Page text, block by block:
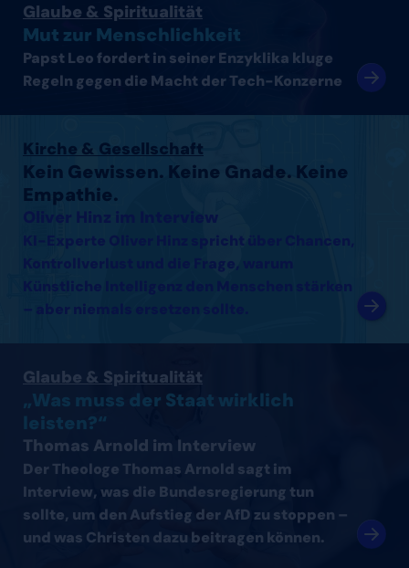
Glaube & Spiritualität
Mut zur Menschlichkeit
Papst Leo fordert in seiner Enzyklika kluge
Regeln gegen die Macht der Tech-Konzerne
Kirche & Gesellschaft
Kein Gewissen. Keine Gnade. Keine
Empathie.
Oliver Hinz im Interview
KI-Experte Oliver Hinz spricht über Chancen,
Kontrollverlust und die Frage, warum
Künstliche Intelligenz den Menschen stärken
– aber niemals ersetzen sollte.
Glaube & Spiritualität
„Was muss der Staat wirklich
leisten?“
Thomas Arnold im Interview
Der Theologe Thomas Arnold sagt im
Interview, was die Bundesregierung tun
sollte, um den Aufstieg der AfD zu stoppen –
und was Christen dazu beitragen können.